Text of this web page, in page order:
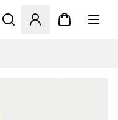
Åbner en Modal til at